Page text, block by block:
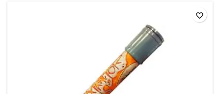
favorite_border